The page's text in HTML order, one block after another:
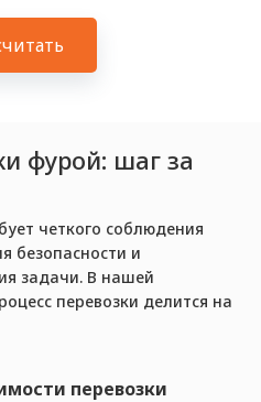
фурой: шаг за
четкого соблюдения
безопасности и
задачи. В нашей
перевозки делится на
перевозки